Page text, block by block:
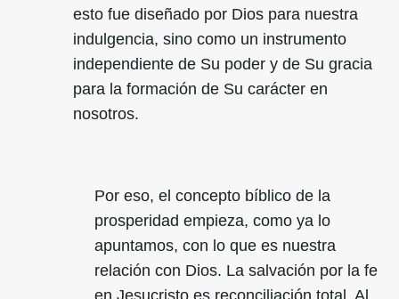
esto fue diseñado por Dios para nuestra
indulgencia, sino como un instrumento
independiente de Su poder y de Su gracia
para la formación de Su carácter en
nosotros.
Por eso, el concepto bíblico de la
prosperidad empieza, como ya lo
apuntamos, con lo que es nuestra
relación con Dios. La salvación por la fe